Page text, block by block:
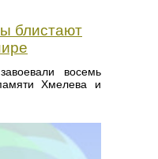
блистают
восемь
Хмелева и